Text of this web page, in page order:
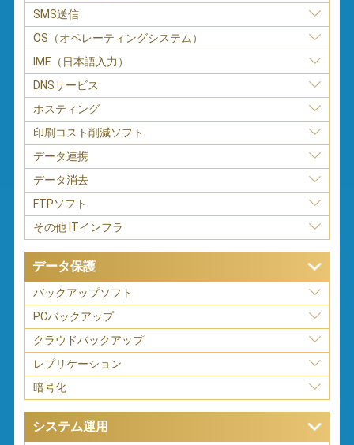
SMS送信
OS（オペレーティングシステム）
IME（日本語入力）
DNSサービス
ホスティング
印刷コスト削減ソフト
データ連携
データ消去
FTPソフト
その他 ITインフラ
データ保護
バックアップソフト
PCバックアップ
クラウドバックアップ
レプリケーション
暗号化
システム運用